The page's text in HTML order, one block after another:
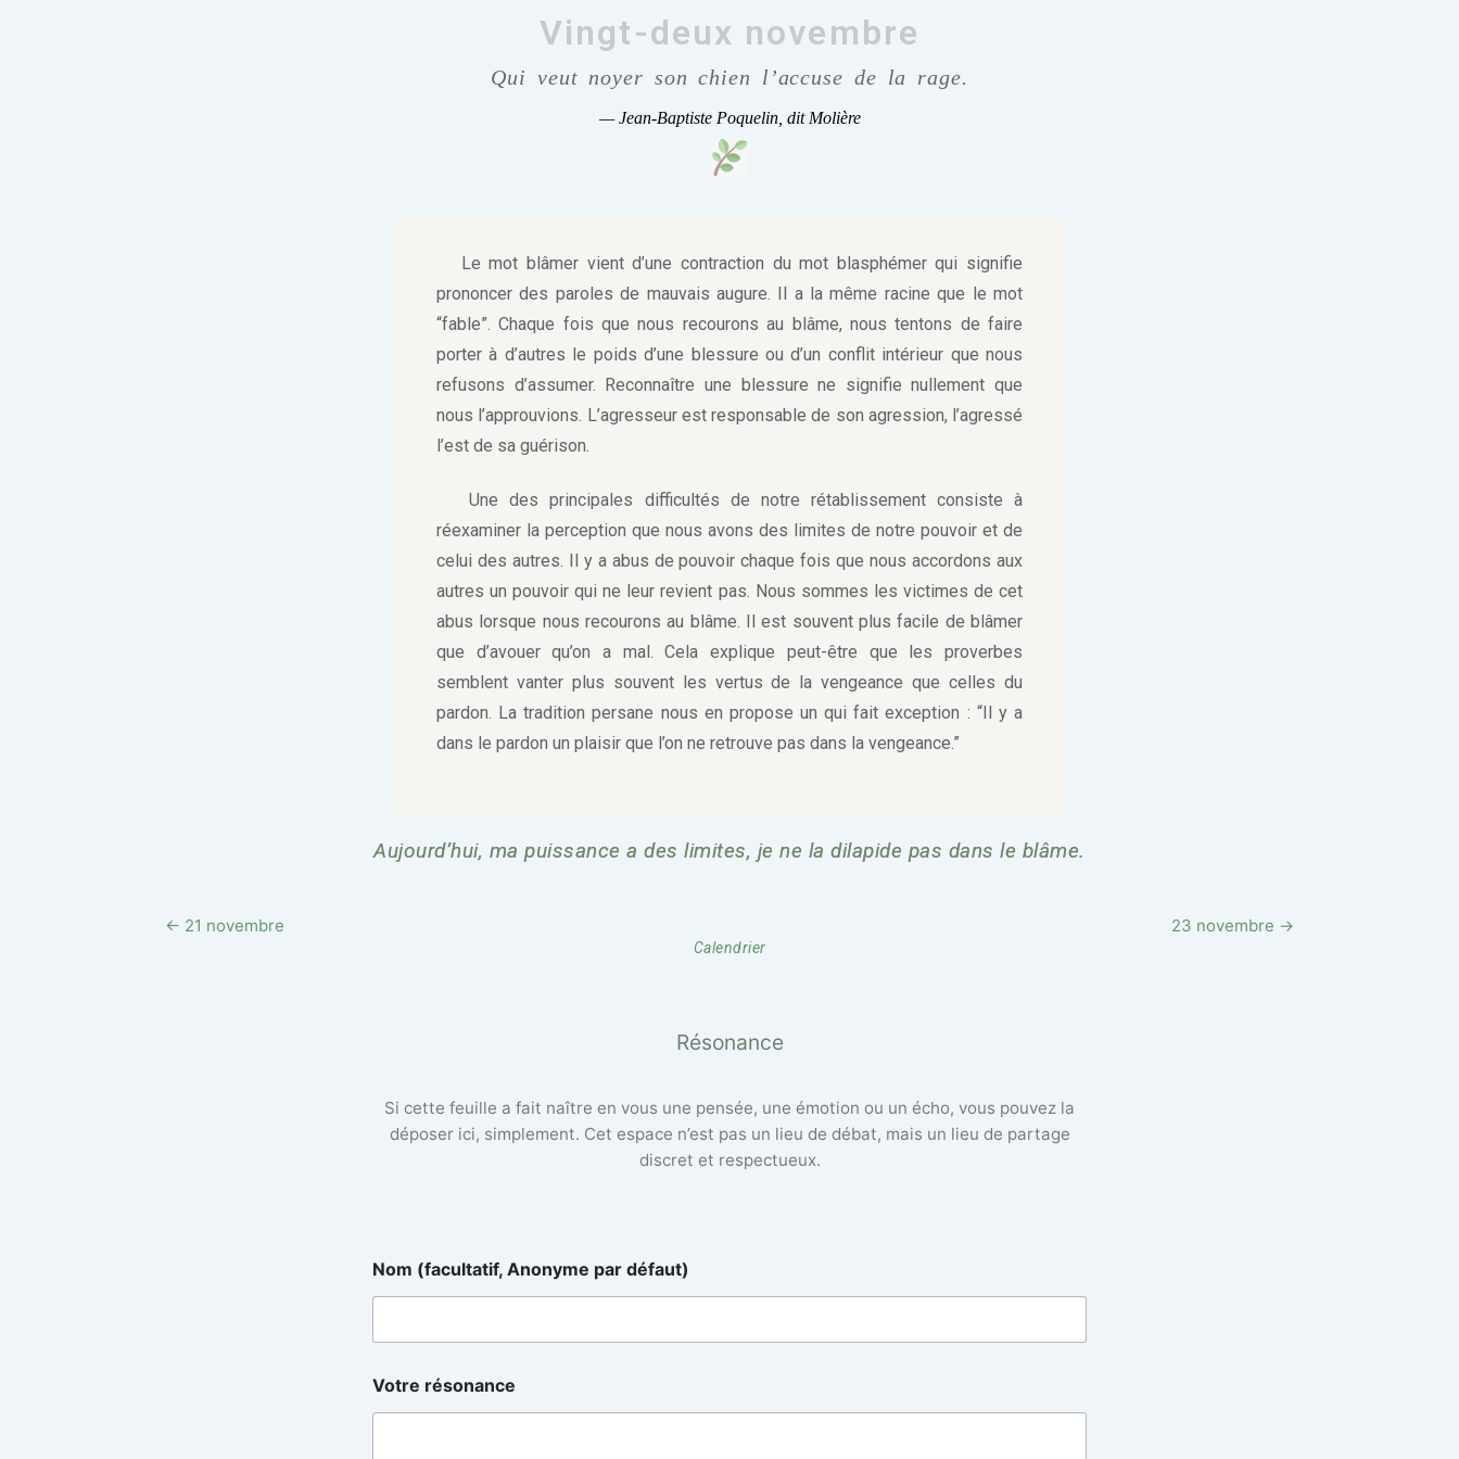
Vingt-deux novembre
Qui veut noyer son chien l’accuse de la rage.
—Jean-Baptiste Poquelin, dit Molière
Le mot blâmer vient d’une contraction du mot blasphémer qui signifie
prononcer des paroles de mauvais augure. Il a la même racine que le mot
“fable”. Chaque fois que nous recourons au blâme, nous tentons de faire
porter à d’autres le poids d’une blessure ou d’un conflit intérieur que nous
refusons d’assumer. Reconnaître une blessure ne signifie nullement que
nous l’approuvions. L’agresseur est responsable de son agression, l’agressé
l’est de sa guérison.
Une des principales difficultés de notre rétablissement consiste à
réexaminer la perception que nous avons des limites de notre pouvoir et de
celui des autres. Il y a abus de pouvoir chaque fois que nous accordons aux
autres un pouvoir qui ne leur revient pas. Nous sommes les victimes de cet
abus lorsque nous recourons au blâme. Il est souvent plus facile de blâmer
que d’avouer qu’on a mal. Cela explique peut-être que les proverbes
semblent vanter plus souvent les vertus de la vengeance que celles du
pardon. La tradition persane nous en propose un qui fait exception : “Il y a
dans le pardon un plaisir que l’on ne retrouve pas dans la vengeance.”
Aujourd’hui, ma puissance a des limites, je ne la dilapide pas dans le blâme.
← 21 novembre 23 novembre →
Calendrier
Résonance
Si cette feuille a fait naître en vous une pensée, une émotion ou un écho, vous pouvez la
déposer ici, simplement. Cet espace n’est pas un lieu de débat, mais un lieu de partage
discret et respectueux.
Nom (facultatif, Anonyme par défaut)
é
s
Votre résonance